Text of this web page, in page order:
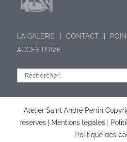
LA GALERIE CONTACT
ACCES PRIVE
Rechercher:
Atelier Saint André Perrin
réservés |
Mentions légales|
Politique des